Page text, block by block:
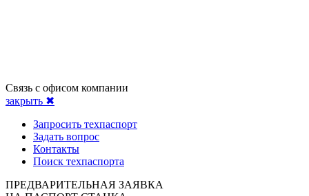
Связь с офисом компании
закрыть ✖
Запросить техпаспорт
Задать вопрос
Контакты
Поиск техпаспорта
ПРЕДВАРИТЕЛЬНАЯ ЗАЯВКА